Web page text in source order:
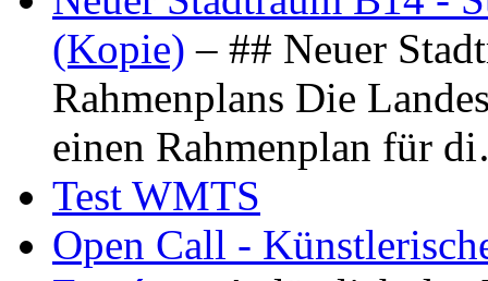
(Kopie) – ## Neuer
Rahmenplans Die
einen Rahmenplan für
Test WMTS
Open Call -